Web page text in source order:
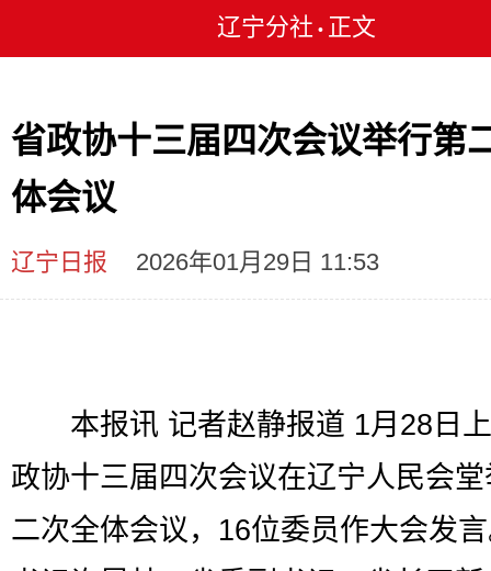
辽宁分社 • 正文
省政协十三届四次会议举行第
体会议
辽宁日报 2026年01月29日 11:53
本报讯 记者赵静报道 1月28日
政协十三届四次会议在辽宁人民会
二次全体会议，16位委员作大会发